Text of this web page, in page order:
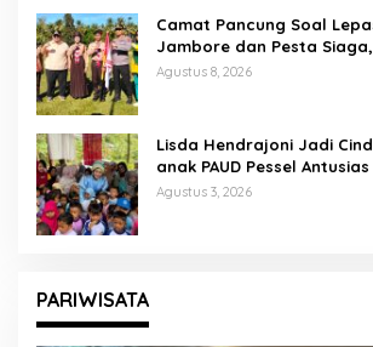
Camat Pancung Soal
Jambore dan Pesta
kepada Peserta
Agustus 8, 2026
Lisda Hendrajoni Jadi
anak PAUD Pessel
Agustus 3, 2026
PARIWISATA